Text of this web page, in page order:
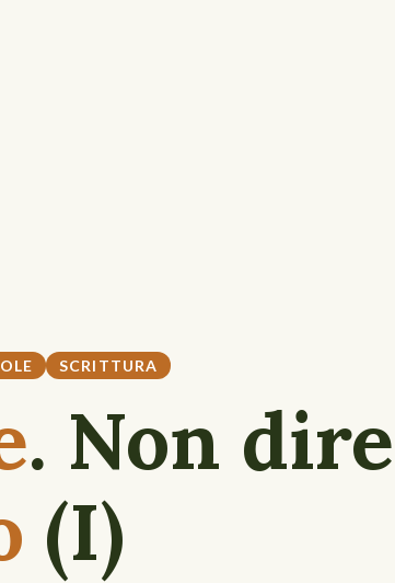
SCRITTURA
. Non dire
(I)